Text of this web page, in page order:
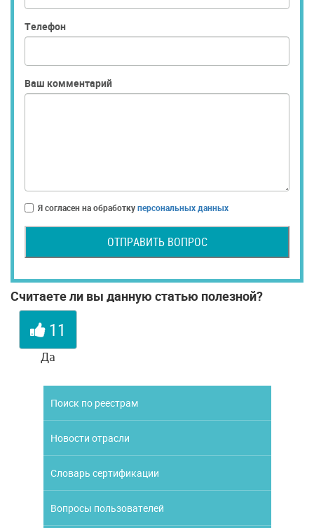
Телефон
Ваш комментарий
Я согласен на обработкуперсональных данных
ОТПРАВИТЬ ВОПРОС
Считаете ли вы данную статью полезной?
11
Да
Поиск по реестрам
Новости отрасли
Словарь сертификации
Вопросы пользователей